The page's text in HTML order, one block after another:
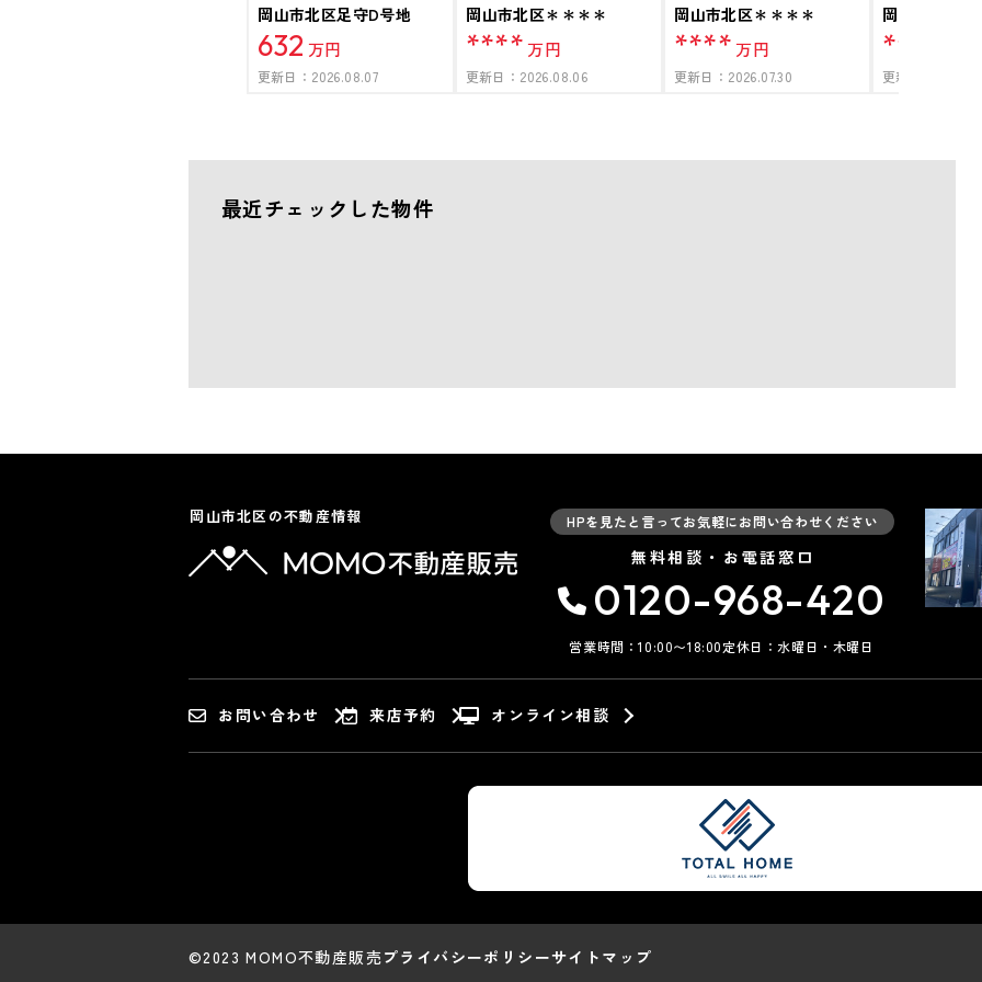
岡山市北区足守D号地
632 万円
更新日： 2026.08.07
岡山市北区＊＊＊＊
****万円
更新日： 2026.08.06
岡山市北区＊＊＊＊
****万円
更新日： 2026.07.30
岡山市北区＊
****
更新日：
最近チェックした物件
岡山市北区の不動産情報 HPを見たと言ってお気軽にお問い合わせください
無料相談・お電話窓口
0120-968-420
営業時間：10:00〜18:00定休日：水曜日・木曜日
お問い合わせ 来店予約 オンライン相談
プライバシーポリシーサイトマップ
©2023 MOMO不動産販売